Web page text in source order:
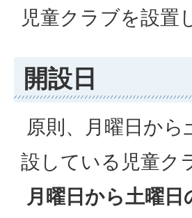
児童クラブを設置
開設日
原則、月曜日か
設している児童ク
月曜日から土曜